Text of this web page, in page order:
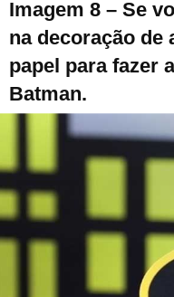
Imagem 8 – Se
na decoração de
papel para fazer
Batman.